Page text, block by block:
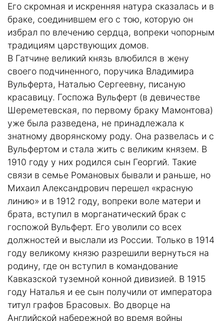
Его скромная и искренняя натура сказалась и в
браке, соединившем его с тою, которую он
избрал по влечению сердца, вопреки чопорным
традициям царствующих домов.
В Гатчине великий князь влюбился в жену
своего подчиненного, поручика Владимира
Вульферта, Наталью Сергеевну, писаную
красавицу. Госпожа Вульферт (в девичестве
Шереметевская, по первому браку Мамонтова)
уже была разведена, не принадлежала к
знатному дворянскому роду. Она развелась и с
Вульфертом и стала жить с великим князем. В
1910 году у них родился сын Георгий. Такие
связи в семье Романовых бывали и раньше, но
Михаил Александрович перешел «красную
линию» и в 1912 году, вопреки воле матери и
брата, вступил в морганатический брак с
госпожой Вульферт. Его уволили со всех
должностей и выслали из России. Только в 1914
году великому князю разрешили вернуться на
родину, где он вступил в командование
Кавказской туземной конной дивизией. В 1915
году Наталья и ее сын получили от императора
титул графов Брасовых. Во дворце на
Английской набережной во время войны